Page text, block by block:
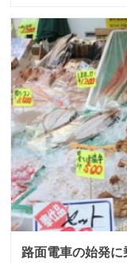
路面電車の始発